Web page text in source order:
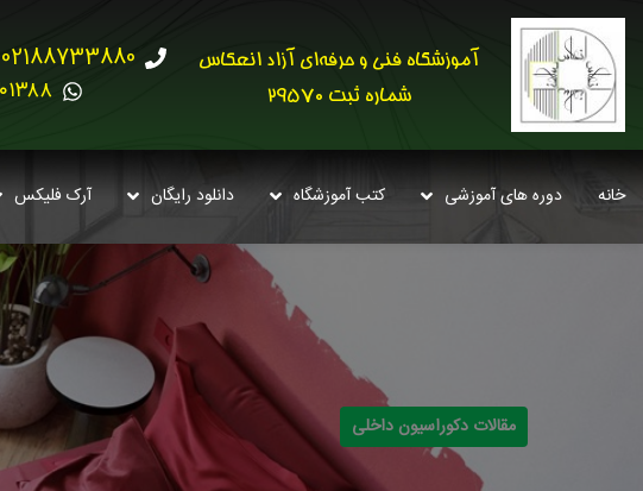
آموزشگاه فنی و حرفه‌ای آزاد انعکاس
شماره ثبت 29570
02188733880 / 02188730621
خانه دوره های آموزشی کتب آموزشگاه دانلود رایگان آرک فلیکس
مقالات دکوراسیون داخلی